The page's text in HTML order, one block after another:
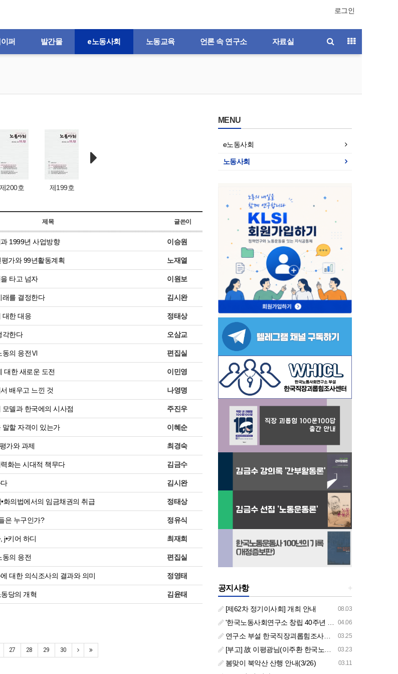
로그인
퍼 발간물 e노동사회 노동교육 언론 속 연구소 자료실
제200호 제199호
제목 글쓴이
1999년 사업방향 이승원
가와 99년활동계획 노재열
타고 넘자 이원보
래를 결정한다 김시완
대한 대응 정태상
각한다 오삼교
동의 응전Ⅵ 편집실
대한 새로운 도전 이민영
배우고 느낀 것 나영명
델과 한국에의 시사점 주진우
말할 자격이 있는가 이혜순
가와 과제 최경숙
화는 시대적 책무다 김금수
김시완
화의법에서의 임금채권의 취급 정태상
은 누구인가? 정유식
j•키어 하디 최재희
동의 응전 편집실
대한 의식조사의 결과와 의미 정영태
당의 개혁 김윤태
27 28 29 30
MENU
e노동사회
노동사회
+
공지사항
08.03
[제62차 정기이사회] 개최 안내
04.06
'한국노동사회연구소 창립 40주년 기념 행사 안내'
03.25
연구소 부설 한국직장괴롭힘조사센터 '2026년도 주요 사업 안내' (교육/컨설팅)
03.23
[부고] 故 이평광님(이주환 한국노동사회연구소 부소장 부친상)
03.11
봄맞이 북악산 산행 안내(3/26)